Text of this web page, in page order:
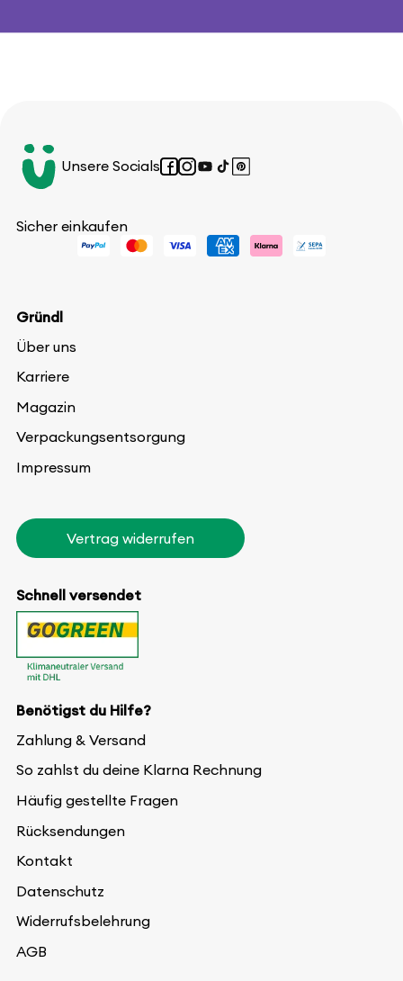
Unsere SocialsFacebook
Instagram
YouTube
TikTokPinterest
Sicher einkaufen
Benötigst du Hilfe?
Zahlung & Versand
So zahlst du deine Klarna Rechnung
Häufig gestellte Fragen
Rücksendungen
Kontakt
Datenschutz
Widerrufsbelehrung
AGB
Gründl
Über uns
Karriere
Magazin
Verpackungsentsorgung
Impressum
Vertrag widerrufen
Schnell versendet